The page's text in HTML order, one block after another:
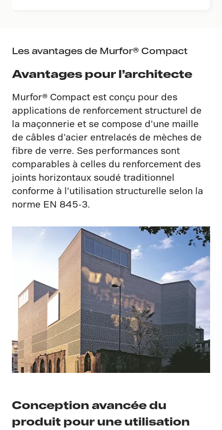
Les avantages de Murfor® Compact
Avantages pour l’architecte
Murfor® Compact est conçu pour des
applications de renforcement structurel de
la maçonnerie et se compose d’une maille
de câbles d’acier entrelacés de mèches de
fibre de verre. Ses performances sont
comparables à celles du renforcement des
joints horizontaux soudé traditionnel
conforme à l’utilisation structurelle selon la
norme EN 845-3.
Conception avancée du
produit pour une utilisation